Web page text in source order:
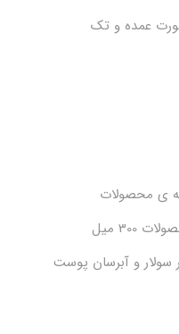
عمده و تک
ی محصولات
300 میل
سولار و آبرسان پوست